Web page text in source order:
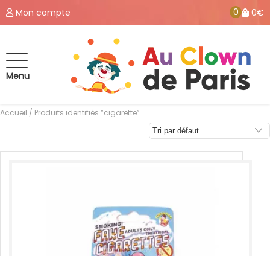
Mon compte 0 0€
Menu
Accueil / Produits identifiés “cigarette”